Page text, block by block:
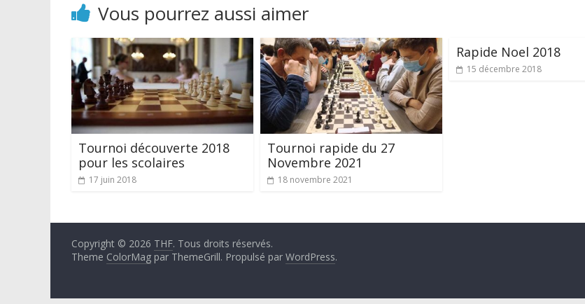
Vous pourrez aussi aimer
Tournoi découverte 2018
pour les scolaires
17 juin 2018
Tournoi rapide du 27
Novembre 2021
18 novembre 2021
Rapide Noel 2018
15 décembre 2018
Copyright © 2026 THF. Tous droits réservés.
Theme ColorMag par ThemeGrill. Propulsé par WordPress.